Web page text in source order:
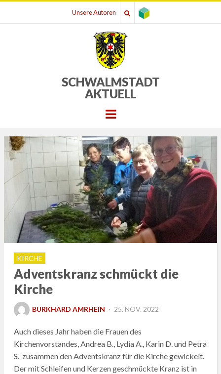
Unsere Autoren
SCHWALMSTADT
AKTUELL
Menu
KIRCHE
Adventskranz schmückt die
Kirche
BURKHARD AMRHEIN
POSTED
25. NOV. 2022
Auch dieses Jahr haben die Frauen des
Kirchenvorstandes, Andrea B., Lydia A., Karin D. und Petra
S. zusammen den Adventskranz für die Kirche gewickelt.
Der mit Schleifen und Kerzen geschmückte Kranz ist in